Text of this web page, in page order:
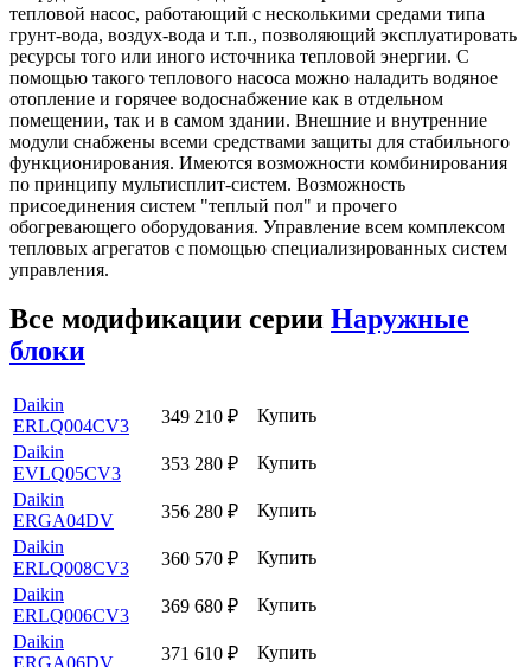
тепловой насос, работающий с несколькими средами типа
грунт-вода, воздух-вода и т.п., позволяющий эксплуатировать
ресурсы того или иного источника тепловой энергии. С
помощью такого теплового насоса можно наладить водяное
отопление и горячее водоснабжение как в отдельном
помещении, так и в самом здании. Внешние и внутренние
модули снабжены всеми средствами защиты для стабильного
функционирования. Имеются возможности комбинирования
по принципу мультисплит-систем. Возможность
присоединения систем "теплый пол" и прочего
обогревающего оборудования. Управление всем комплексом
тепловых агрегатов с помощью специализированных систем
управления.
Все модификации серии Наружные
блоки
Daikin
ERLQ004CV3
349 210 ₽
Купить
Daikin
EVLQ05CV3
353 280 ₽
Купить
Daikin
ERGA04DV
356 280 ₽
Купить
Daikin
ERLQ008CV3
360 570 ₽
Купить
Daikin
ERLQ006CV3
369 680 ₽
Купить
Daikin
371 610 ₽
Купить